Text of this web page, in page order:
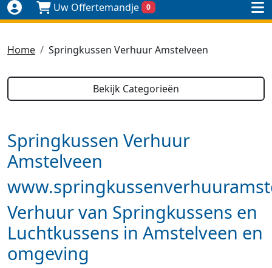
Naar login paginaUw Offertemandje 0
Home Springkussen Verhuur Amstelveen
Bekijk Categorieën
Springkussen Verhuur
Amstelveen
Verhuur van Springkussens en
Luchtkussens in Amstelveen en
omgeving